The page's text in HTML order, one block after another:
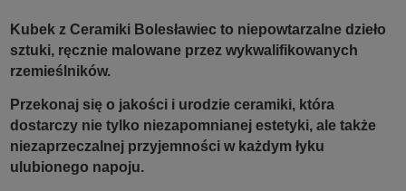
Kubek z Ceramiki Bolesławiec to niepowtarzalne dzieło
sztuki, ręcznie malowane przez wykwalifikowanych
rzemieślników.
Przekonaj się o jakości i urodzie ceramiki, która
dostarczy nie tylko niezapomnianej estetyki, ale także
niezaprzeczalnej przyjemności w każdym łyku
ulubionego napoju.